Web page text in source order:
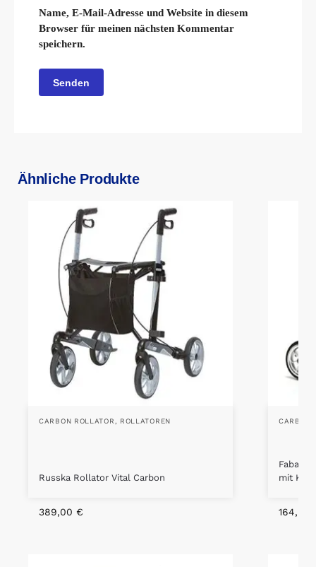
Name, E-Mail-Adresse und Website in diesem
Browser für meinen nächsten Kommentar
speichern.
Ähnliche Produkte
CARBON ROLLATOR, ROLLATOREN
Russka Rollator Vital Carbon
389,00 €
CARBON
mit
164,90